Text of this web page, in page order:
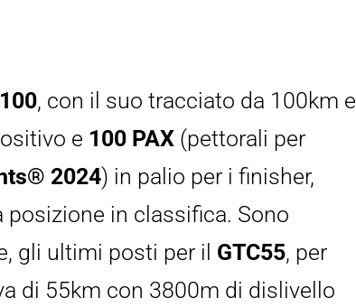
, con il suo tracciato da 100km e
e 100 PAX (pettorali per
2024) in palio per i finisher,
in classifica. Sono
gli ultimi posti per il GTC55, per
di 55km con 3800m di dislivello